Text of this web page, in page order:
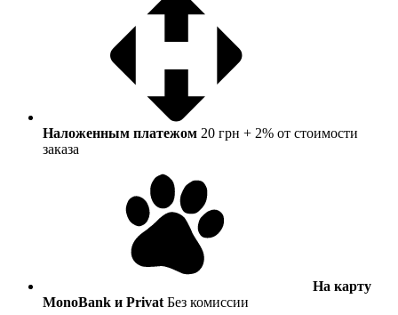
Наложенным платежом 20 грн + 2% от стоимости
заказа
На карту
MonoBank и Privat Без комиссии